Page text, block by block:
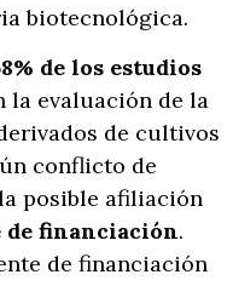
biotecnológica.
de los estudios
la evaluación de la
de cultivos
conflicto de
posible afiliación
de financiación.
de financiación